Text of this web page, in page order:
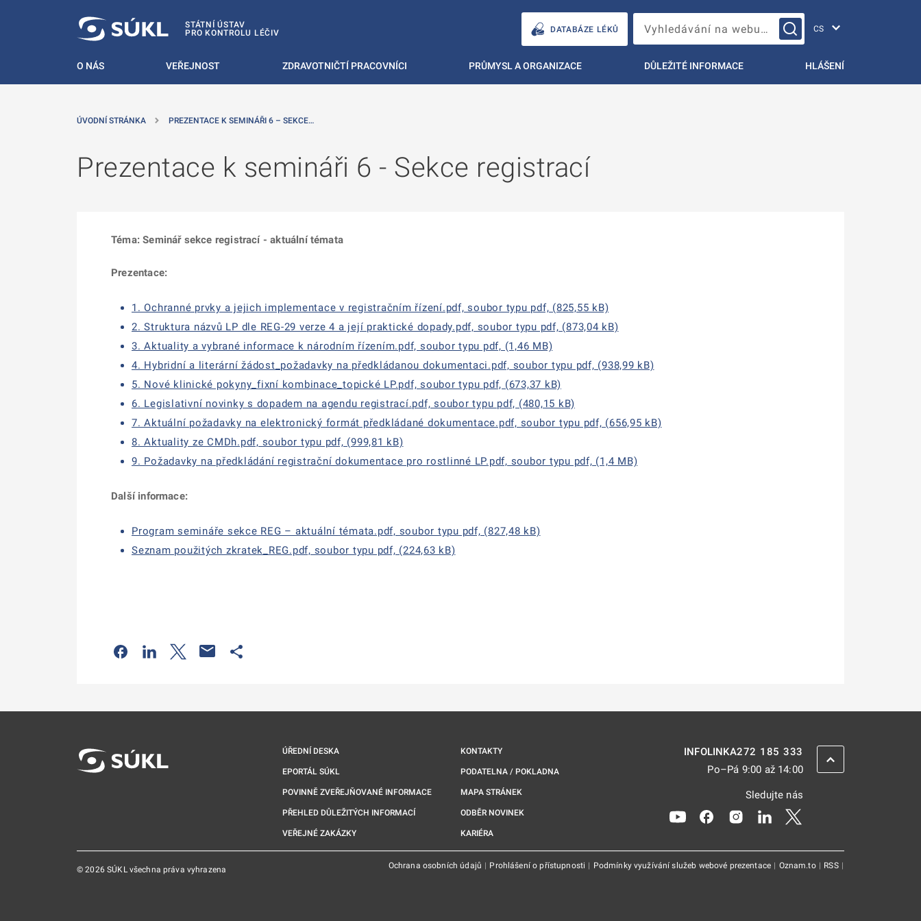
STÁTNÍ ÚSTAV
PRO KONTROLU LÉČIV
DATABÁZE LÉKŮ Vyhledávání na webu…
O NÁS VEŘEJNOST ZDRAVOTNIČTÍ PRACOVNÍCI PRŮMYSL A ORGANIZACE DŮLEŽITÉ INFORMACE HLÁŠENÍ
ÚVODNÍ STRÁNKA PREZENTACE K SEMINÁŘI 6 – SEKCE…
Prezentace k semináři 6 - Sekce registrací
Téma: Seminář sekce registrací - aktuální témata
Prezentace:
1. Ochranné prvky a jejich implementace v registračním řízení.pdf, soubor typu pdf, (825,55 kB)
2. Struktura názvů LP dle REG-29 verze 4 a její praktické dopady.pdf, soubor typu pdf, (873,04 kB)
3. Aktuality a vybrané informace k národním řízením.pdf, soubor typu pdf, (1,46 MB)
4. Hybridní a literární žádost_požadavky na předkládanou dokumentaci.pdf, soubor typu pdf, (938,99 kB)
5. Nové klinické pokyny_fixní kombinace_topické LP.pdf, soubor typu pdf, (673,37 kB)
6. Legislativní novinky s dopadem na agendu registrací.pdf, soubor typu pdf, (480,15 kB)
7. Aktuální požadavky na elektronický formát předkládané dokumentace.pdf, soubor typu pdf, (656,95 kB)
8. Aktuality ze CMDh.pdf, soubor typu pdf, (999,81 kB)
9. Požadavky na předkládání registrační dokumentace pro rostlinné LP.pdf, soubor typu pdf, (1,4 MB)
Další informace:
Program semináře sekce REG – aktuální témata.pdf, soubor typu pdf, (827,48 kB)
Seznam použitých zkratek_REG.pdf, soubor typu pdf, (224,63 kB)
Odkaz se otevře na nové kartě
Odkaz se otevře na nové kartě
Odkaz se otevře na nové kartě
ÚŘEDNÍ DESKA
EPORTÁL SÚKL
POVINNĚ ZVEŘEJŇOVANÉ INFORMACE
PŘEHLED DŮLEŽITÝCH INFORMACÍ
VEŘEJNÉ ZAKÁZKY
KONTAKTY
PODATELNA / POKLADNA
MAPA STRÁNEK
ODBĚR NOVINEK
KARIÉRA
INFOLINKA272 185 333
Po–Pá 9:00 až 14:00
Sledujte nás
Odkaz se otevře na nové kartě
Odkaz se otevře na nové kartě
Odkaz se otevře na nové kartě
Odkaz se otevře na nové
© 2026 SÚKL všechna práva vyhrazena Ochrana osobních údajů | Prohlášení o přístupnosti | Podmínky využívání služeb webové prezentace | Oznam.to | RSS |
ZPĚT NAHORU